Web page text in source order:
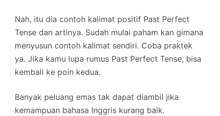
Nah, itu dia contoh kalimat positif Past Perfect
Tense dan artinya. Sudah mulai paham kan gimana
menyusun contoh kalimat sendiri. Coba praktek
ya. Jika kamu lupa rumus Past Perfect Tense, bisa
kembali ke poin kedua.
Banyak peluang emas tak dapat diambil jika
kemampuan bahasa Inggris kurang baik.